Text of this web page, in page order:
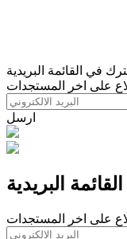
في القائمة البريدية
على اخر المستجدات
ارسل
البريدية
على اخر المستجدات